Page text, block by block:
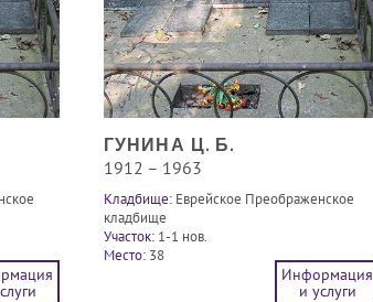
ГУНИНА Ц. Б.
1912 – 1963
Кладбище: Еврейское Преображенское
кладбище
Участок: 1-1 нов.
Место: 38
Информация
и услуги